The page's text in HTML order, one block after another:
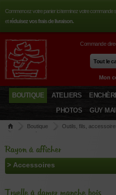
Commencez votre panier ici terminez votre commande
etréduisez vos frais de livraison.
Commande
Mon
BOUTIQUE ATELIERS
PHOTOS
GUY
Boutique Outils, fils,
Truelle à damer manche bois
Rayon à afficher
Truelle à damer manche bois